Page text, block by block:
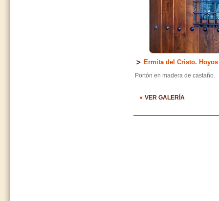
Ermita del Cristo. Hoyos
Portón en madera de castaño.
VER GALERÍA